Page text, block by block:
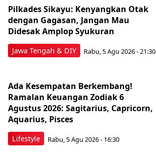
Jawa Tengah & DIY
Pilkades Sikayu: Kenyangkan Otak
dengan Gagasan, Jangan Mau
Didesak Amplop Syukuran
Rabu, 5 Agu 2026 - 21:30
Lifestyle
Ada Kesempatan Berkembang!
Ramalan Keuangan Zodiak 6
Agustus 2026: Sagitarius, Capricorn,
Aquarius, Pisces
Rabu, 5 Agu 2026 - 16:30